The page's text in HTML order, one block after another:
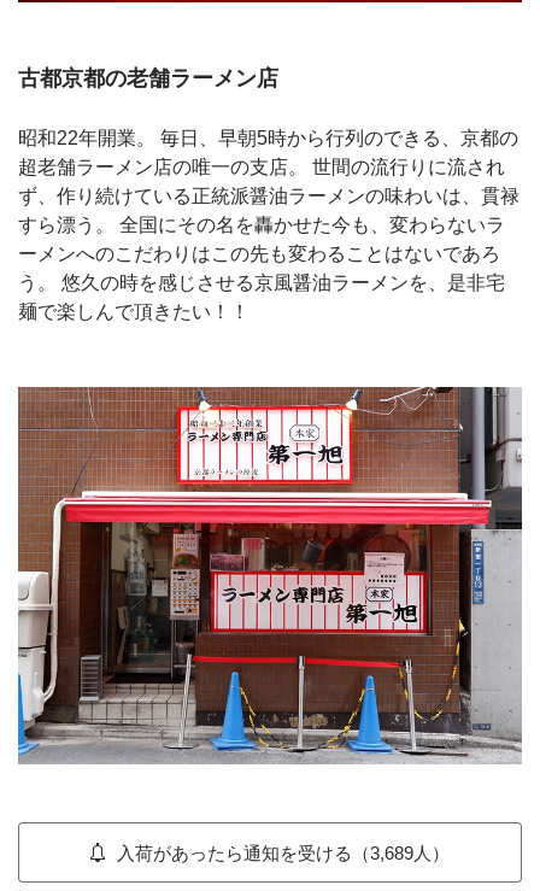
古都京都の老舗ラーメン店
昭和22年開業。 毎日、早朝5時から行列のできる、京都の
超老舗ラーメン店の唯一の支店。 世間の流行りに流され
ず、作り続けている正統派醤油ラーメンの味わいは、貫禄
すら漂う。 全国にその名を轟かせた今も、変わらないラ
ーメンへのこだわりはこの先も変わることはないであろ
う。 悠久の時を感じさせる京風醤油ラーメンを、是非宅
麺で楽しんで頂きたい！！
入荷があったら通知を受ける（3,689人）